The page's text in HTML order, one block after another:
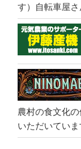
す）自転車屋さ
農村の食文化
いただいていま